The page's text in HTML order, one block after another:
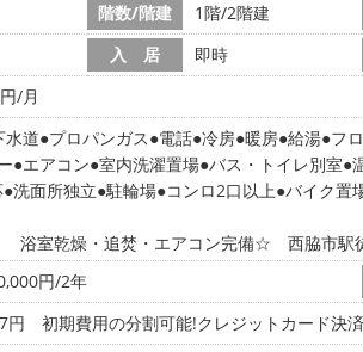
階数/階建 1階/2階建
入 居 即時
/月
水道 プロパンガス 電話 冷房 暖房 給湯 フ
エアコン 室内洗濯置場 バス・トイレ別室
洗面所独立 駐輪場 コンロ2口以上 バイク置
浴室乾燥・追焚・エアコン完備☆ 西脇市駅
円/2年
円
初期費用の分割可能!クレジットカード決